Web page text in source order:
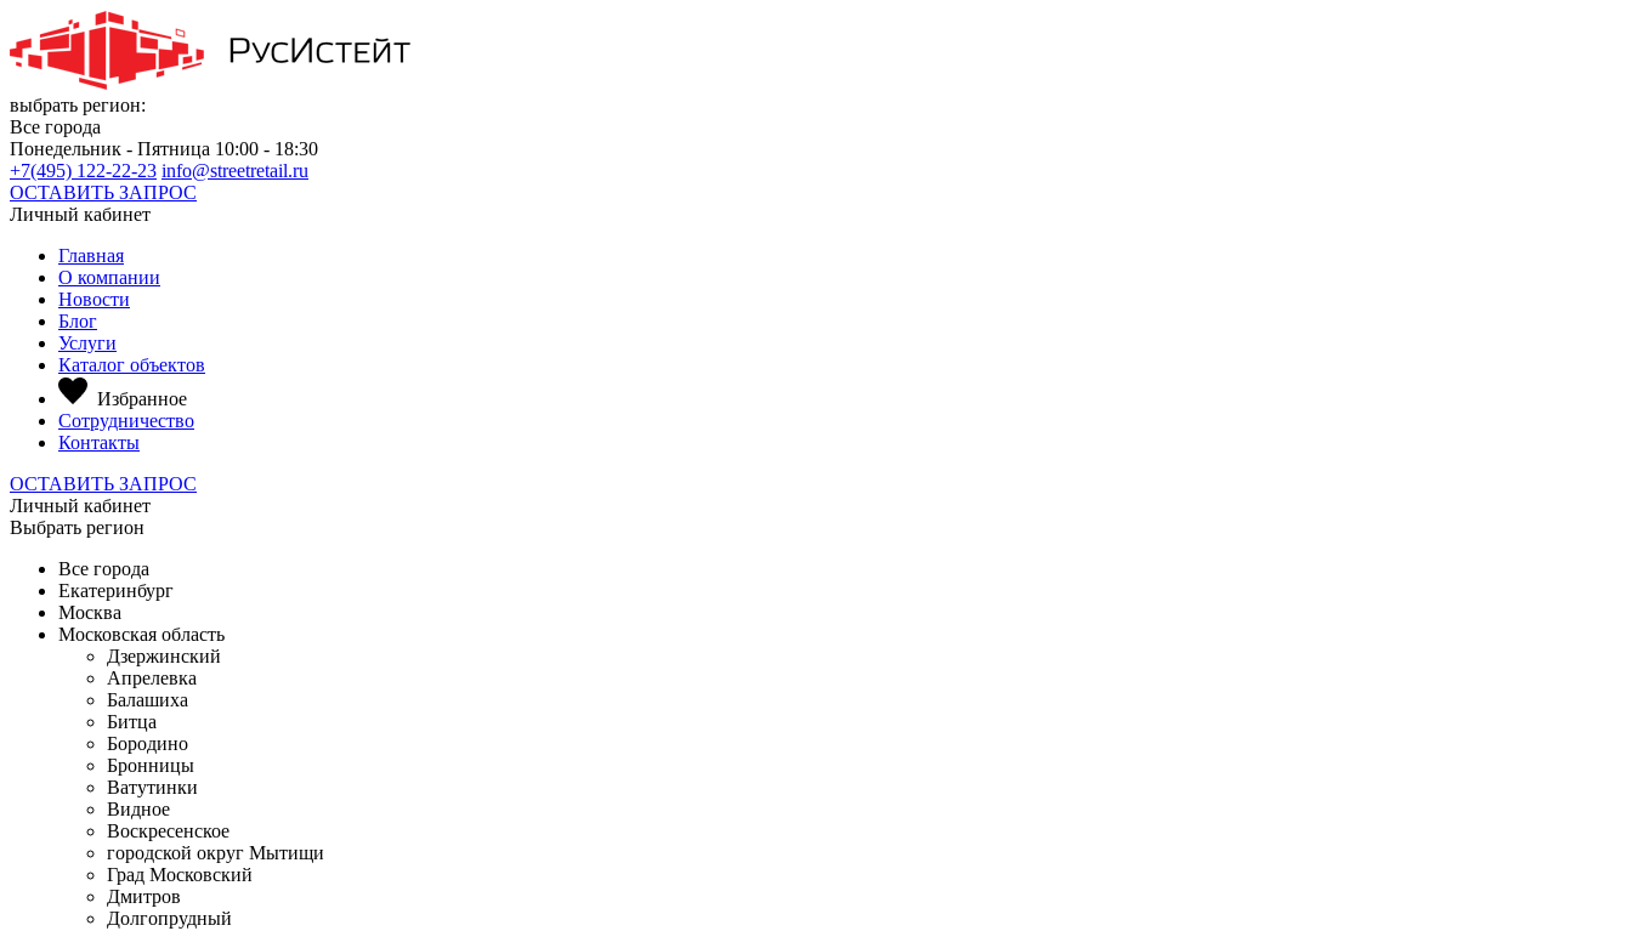
выбрать регион:
Все города
Понедельник - Пятница 10:00 - 18:30
+7(495) 122-22-23 info@streetretail.ru
ОСТАВИТЬ ЗАПРОС
Личный кабинет
Главная
О компании
Новости
Блог
Услуги
Каталог объектов
Избранное
Сотрудничество
Контакты
ОСТАВИТЬ ЗАПРОС
Личный кабинет
Выбрать регион
Все города
Екатеринбург
Москва
Московская область
Дзержинский
Апрелевка
Балашиха
Битца
Бородино
Бронницы
Ватутинки
Видное
Воскресенское
городской округ Мытищи
Град Московский
Дмитров
Долгопрудный